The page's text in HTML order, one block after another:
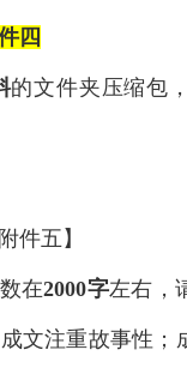
四
的文件夹压缩包
件五】
在2000字左右，
文注重故事性；